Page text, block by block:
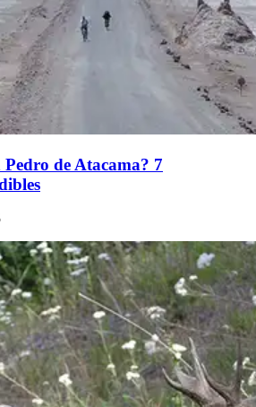
Pedro de Atacama? 7